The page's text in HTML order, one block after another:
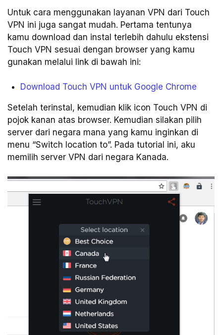
Untuk cara menggunakan layanan VPN dari Touch
VPN ini juga sangat mudah. Pertama tentunya
kamu download dan instal terlebih dahulu ekstensi
Touch VPN sesuai dengan browser yang kamu
gunakan melalui link di bawah ini:
Download Touch VPN untuk Google Chrome
Setelah terinstal, kemudian klik icon Touch VPN di
pojok kanan atas browser. Kemudian silakan pilih
server dari negara mana yang kamu inginkan di
menu “Switch location to”. Pada tutorial ini, aku
memilih server VPN dari negara Kanada.